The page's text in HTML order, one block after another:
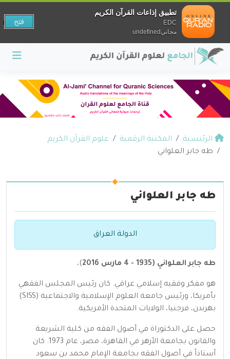
الرئيسية المكتبة الرقمية
علوم القرآن الكريم
طه جابر العلواني
طه جابر العلواني
الدولة العراق
طه جابر العلواني (1935 - 4 مارس 2016 )،
هو مفكر وفقيه إسلامي عراقي. كان رئيس المجلس الفقهي
بأمريكا، ورئيس جامعة العلوم الإسلامية والاجتماعية (SISS)
بهرندن، فرجنيا، الولايات المتحدة الأمريكية.
حصل على الدكتوراة في أصول الفقه من كلية الشريعة
والقانون بجامعة الأزهر في القاهرة، مصر، عام 1973. كان
أستاذاً في أصول الفقه بجامعة الإمام محمد بن سعود
تطبيق إذاعات القرآن الكريم
EDC
مجانيundefined
فتح